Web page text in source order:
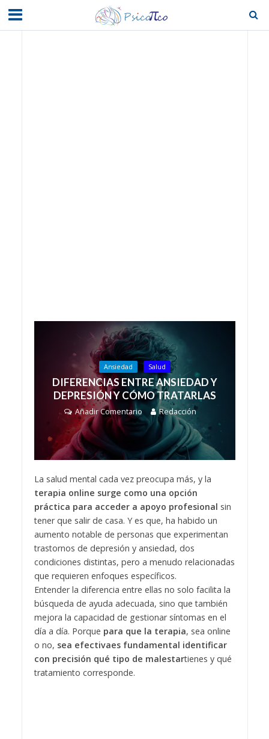
Ansiedad Salud
DIFERENCIAS ENTRE ANSIEDAD Y
DEPRESIÓN Y CÓMO TRATARLAS
Añadir Comentario Redacción
La salud mental cada vez preocupa más, y la
terapia online surge como una opción
práctica para acceder a apoyo profesional sin
tener que salir de casa. Y es que, ha habido un
aumento notable de personas que experimentan
trastornos de depresión y ansiedad, dos
condiciones distintas, pero a menudo relacionadas
que requieren enfoques específicos.
Entender la diferencia entre ellas no solo facilita la
búsqueda de ayuda adecuada, sino que también
mejora la capacidad de gestionar síntomas en el
día a día. Porque para que la terapia, sea online
o no, sea efectivaes fundamental identificar
con precisión qué tipo de malestartienes y qué
tratamiento corresponde.